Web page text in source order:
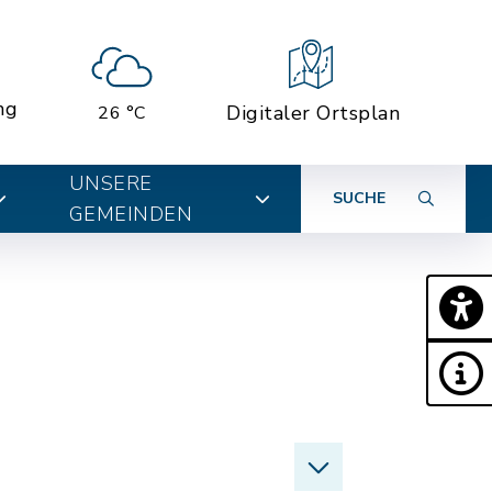
26 °C Digitaler Ortsplan
UNSERE
GEMEINDEN
SUCHE